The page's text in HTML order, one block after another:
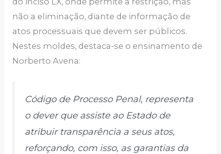
não a eliminação, diante de informação de
atos processuais que devem ser públicos.
Nestes moldes, destaca-se o ensinamento de
Norberto Avena:
Código de Processo Penal, representa
o dever que assiste ao Estado de
atribuir transparência a seus atos,
reforçando, com isso, as garantias da